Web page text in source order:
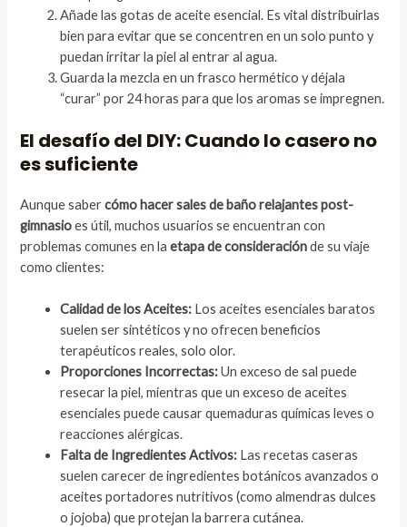
Añade las gotas de aceite esencial. Es vital distribuirlas
bien para evitar que se concentren en un solo punto y
puedan irritar la piel al entrar al agua.
Guarda la mezcla en un frasco hermético y déjala
“curar” por 24 horas para que los aromas se impregnen.
El desafío del DIY: Cuando lo casero no
es suficiente
Aunque sabercómo hacer sales de baño relajantes post-
gimnasioes útil, muchos usuarios se encuentran con
problemas comunes en laetapa de consideraciónde su viaje
como clientes:
Calidad de los Aceites: Los aceites esenciales baratos
suelen ser sintéticos y no ofrecen beneficios
terapéuticos reales, solo olor.
Proporciones Incorrectas:Un exceso de sal puede
resecar la piel, mientras que un exceso de aceites
esenciales puede causar quemaduras químicas leves o
reacciones alérgicas.
Falta de Ingredientes Activos: Las recetas caseras
suelen carecer de ingredientes botánicos avanzados o
aceites portadores nutritivos (como almendras dulces
o jojoba) que protejan la barrera cutánea.